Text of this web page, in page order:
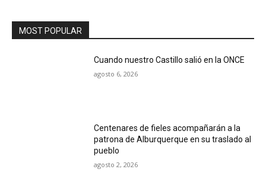
MOST POPULAR
Cuando nuestro Castillo salió en la ONCE
agosto 6, 2026
Centenares de fieles acompañarán a la
patrona de Alburquerque en su traslado al
pueblo
agosto 2, 2026